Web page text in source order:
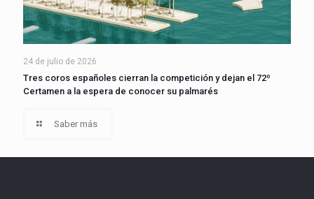
24 de julio de 2026
Tres coros españoles cierran la competición y dejan el 72º
Certamen a la espera de conocer su palmarés
Saber más